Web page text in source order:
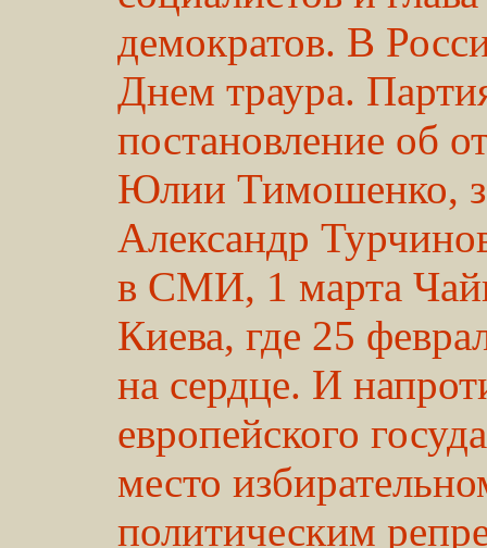
демократов. В
Днем траура.
постановление об
Юлии Тимошенко,
Александр
в СМИ, 1 марта
Киева, где 25
на сердце. И
европейского
место
политическим